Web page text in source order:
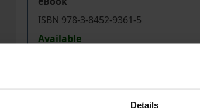
Details
ISBN 978-3-8452-9361-5
Available